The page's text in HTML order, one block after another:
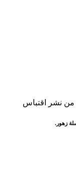
من نشر اقتباس
زهور.